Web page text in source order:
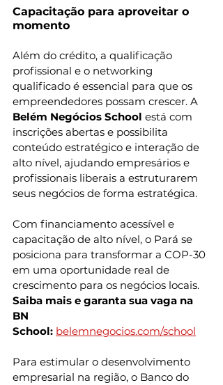
Capacitação para aproveitar o
momento
Além do crédito, a qualificação
profissional e o networking
qualificado é essencial para que os
empreendedores possam crescer. A
Belém Negócios School está com
inscrições abertas e possibilita
conteúdo estratégico e interação de
alto nível, ajudando empresários e
profissionais liberais a estruturarem
seus negócios de forma estratégica.
Com financiamento acessível e
capacitação de alto nível, o Pará se
posiciona para transformar a COP-30
em uma oportunidade real de
crescimento para os negócios locais.
Saiba mais e garanta sua vaga na
BN
School: belemnegocios.com/school
Para estimular o desenvolvimento
empresarial na região, o Banco do